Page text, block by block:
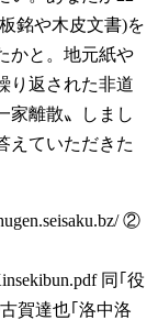
銘や木皮文書)を
かと。地元紙や
り返された非道
家離散〟しまし
えていただきた
②
同｢役
賀達也｢洛中洛